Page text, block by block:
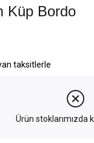
Küp Bordo
taksitlerle
Ürün stoklarımızda